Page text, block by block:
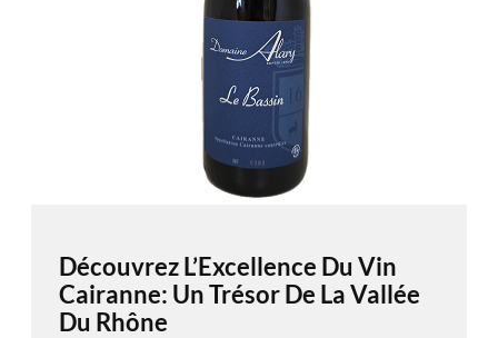
Découvrez L’Excellence Du Vin
Cairanne: Un Trésor De La Vallée
Du Rhône